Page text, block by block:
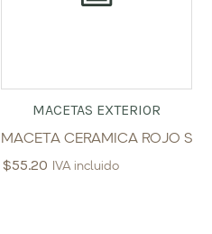
MACETAS EXTERIOR
MACETA CERAMICA ROJO S
$55.20 IVA incluido